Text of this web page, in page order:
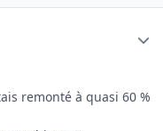
remonté à quasi 60 %